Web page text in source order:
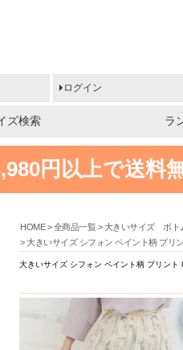
ログイン
ズ検索 ラ
円以上で送料
HOME 全商品一覧 大きいサイズ ボト
大きいサイズ シフォン ペイント柄 プリ
大きいサイズ シフォン ペイント柄 プリン